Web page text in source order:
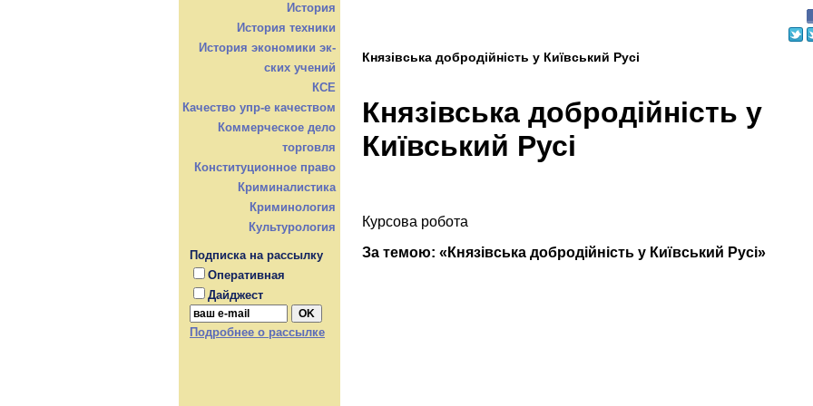
История
История техники
История экономики эк-
ских учений
КСЕ
Качество упр-е качеством
Коммерческое дело
торговля
Конституционное право
Криминалистика
Криминология
Культурология
Подписка на рассылку
Оперативная
Дайджест
Подробнее о рассылке
Князівська добродійність у Київський Русі
Князівська добродійність у
Київський Русі
Курсова робота
За темою: «Князівська добродійність у Київський Русі»